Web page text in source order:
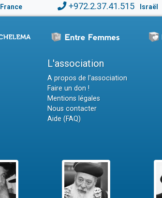
France +972.2.37.41.515 Israël
L'association
A propos de l'association
Faire un don !
Mentions légales
Nous contacter
Aide (FAQ)